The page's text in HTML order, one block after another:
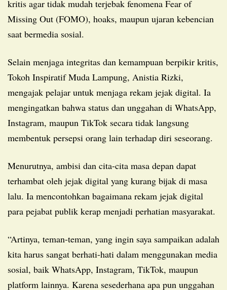
kritis agar tidak mudah terjebak fenomena Fear of
Missing Out (FOMO), hoaks, maupun ujaran kebencian
saat bermedia sosial.
Selain menjaga integritas dan kemampuan berpikir kritis,
Tokoh Inspiratif Muda Lampung, Anistia Rizki,
mengajak pelajar untuk menjaga rekam jejak digital. Ia
mengingatkan bahwa status dan unggahan di WhatsApp,
Instagram, maupun TikTok secara tidak langsung
membentuk persepsi orang lain terhadap diri seseorang.
Menurutnya, ambisi dan cita-cita masa depan dapat
terhambat oleh jejak digital yang kurang bijak di masa
lalu. Ia mencontohkan bagaimana rekam jejak digital
para pejabat publik kerap menjadi perhatian masyarakat.
“Artinya, teman-teman, yang ingin saya sampaikan adalah
kita harus sangat berhati-hati dalam menggunakan media
sosial, baik WhatsApp, Instagram, TikTok, maupun
platform lainnya. Karena sesederhana apa pun unggahan